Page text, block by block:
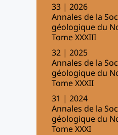
33 | 2026
Annales de la
géologique du
Tome XXXIII
32 | 2025
Annales de la
géologique du
Tome XXXII
31 | 2024
Annales de la
géologique du
Tome XXXI